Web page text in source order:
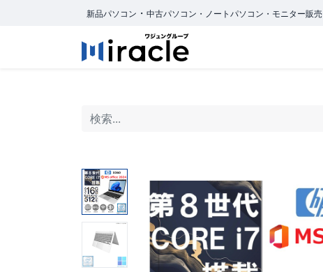
新品パソコン ・ 中古パソコン・ノートパソコン・モニター販売